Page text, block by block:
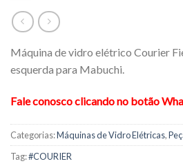
Máquina de vidro elétrico Courier
esquerda para Mabuchi.
Fale conosco clicando no botão
Categorias:Máquinas de Vidro Elétricas,
Tag:#COURIER